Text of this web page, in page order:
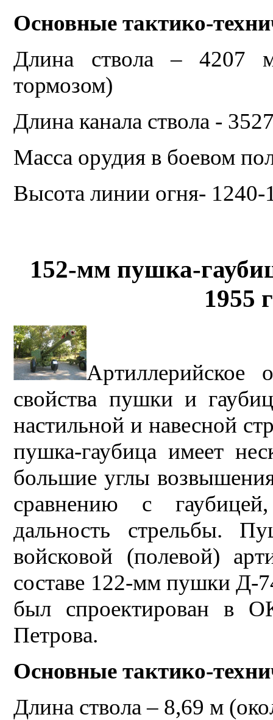
Основные тактико-
Длина ствола – 4207
тормозом)
Длина канала ствола -
Масса орудия в боевом
Высота линии огня-
152-мм пушка-
1955
Артиллерийское
свойства пушки и
настильной и навесной
пушка-гаубица имеет
большие углы
сравнению с
дальность стрельбы.
войсковой (полевой)
составе 122-мм пушки Д-
был спроектирован в
Петрова.
Основные тактико-
Длина ствола – 8,69 м